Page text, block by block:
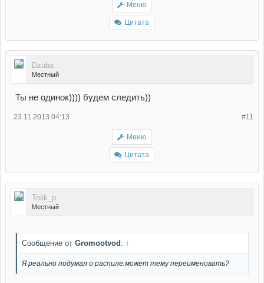
Меню
Цитата
Dzuba
Местный
Ты не одинок)))) будем следить))
#11
23.11.2013 04:13
Меню
Цитата
Tolik_p
Местный
Сообщение от Gromootvod : ↑
Я реально подумал о распиле.может тему переименовать?